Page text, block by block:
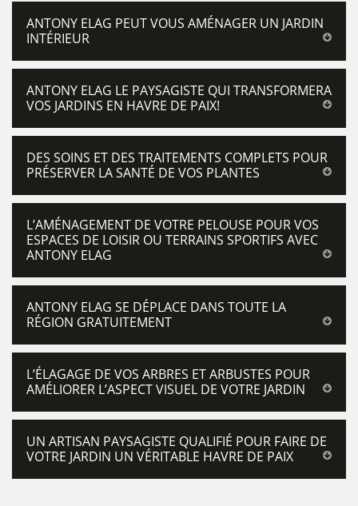
ANTONY ELAG PEUT VOUS AMÉNAGER UN JARDIN
INTÉRIEUR
ANTONY ELAG LE PAYSAGISTE QUI TRANSFORMERA
VOS JARDINS EN HAVRE DE PAIX!
DES SOINS ET DES TRAITEMENTS COMPLETS POUR
PRÉSERVER LA SANTÉ DE VOS PLANTES
L’AMÉNAGEMENT DE VOTRE PELOUSE POUR VOS
ESPACES DE LOISIR OU TERRAINS SPORTIFS AVEC
ANTONY ELAG
ANTONY ELAG SE DÉPLACE DANS TOUTE LA
RÉGION GRATUITEMENT
L’ÉLAGAGE DE VOS ARBRES ET ARBUSTES POUR
AMÉLIORER L’ASPECT VISUEL DE VOTRE JARDIN
UN ARTISAN PAYSAGISTE QUALIFIÉ POUR FAIRE DE
VOTRE JARDIN UN VÉRITABLE HAVRE DE PAIX